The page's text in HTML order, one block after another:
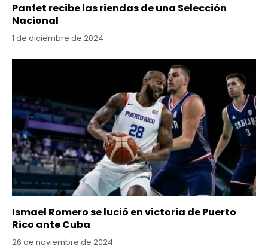
Panfet recibe las riendas de una Selección
Nacional
1 de diciembre de 2024
Ismael Romero se lució en victoria de Puerto
Rico ante Cuba
26 de noviembre de 2024